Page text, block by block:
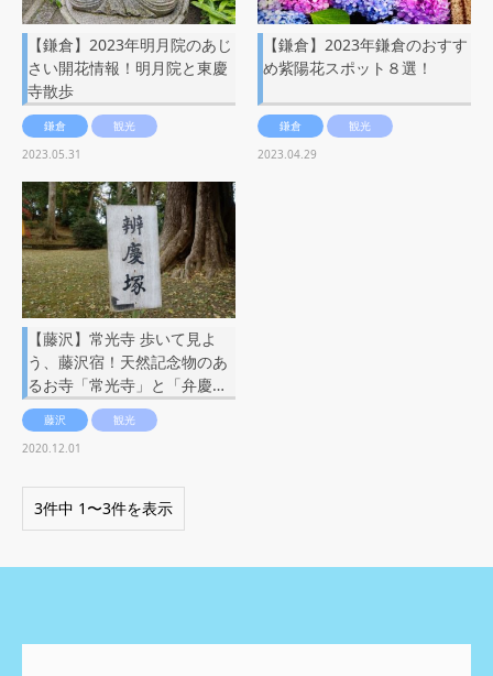
【鎌倉】2023年明月院のあじ
さい開花情報！明月院と東慶
寺散歩
鎌倉
観光
2023.05.31
【鎌倉】2023年鎌倉のおすす
め紫陽花スポット８選！
鎌倉
観光
2023.04.29
【藤沢】常光寺 歩いて見よ
う、藤沢宿！天然記念物のあ
るお寺「常光寺」と「弁慶…
藤沢
観光
2020.12.01
3件中 1〜3件を表示